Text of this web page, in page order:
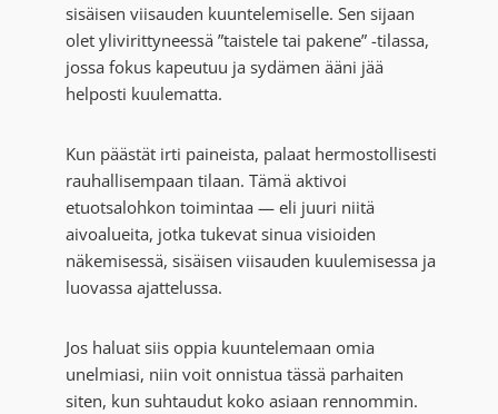
sisäisen viisauden kuuntelemiselle. Sen sijaan
olet ylivirittyneessä ”taistele tai pakene” -tilassa,
jossa fokus kapeutuu ja sydämen ääni jää
helposti kuulematta.
Kun päästät irti paineista, palaat hermostollisesti
rauhallisempaan tilaan. Tämä aktivoi
etuotsalohkon toimintaa — eli juuri niitä
aivoalueita, jotka tukevat sinua visioiden
näkemisessä, sisäisen viisauden kuulemisessa ja
luovassa ajattelussa.
Jos haluat siis oppia kuuntelemaan omia
unelmiasi, niin voit onnistua tässä parhaiten
siten, kun suhtaudut koko asiaan rennommin.